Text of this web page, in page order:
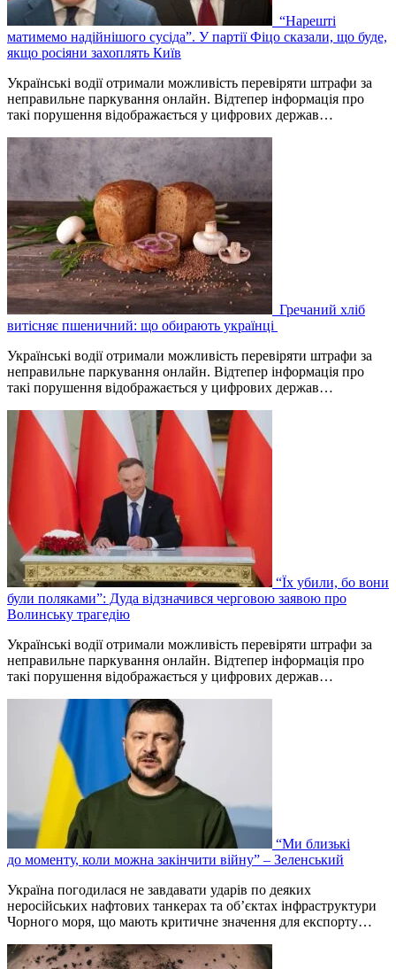
“Нарешті
матимемо надійнішого сусіда”. У партії Фіцо сказали, що буде,
якщо росіяни захоплять Київ
Українські водії отримали можливість перевіряти штрафи за
неправильне паркування онлайн. Відтепер інформація про
такі порушення відображається у цифрових держав…
Гречаний хліб
витісняє пшеничний: що обирають українці
Українські водії отримали можливість перевіряти штрафи за
неправильне паркування онлайн. Відтепер інформація про
такі порушення відображається у цифрових держав…
“Їх убили, бо вони
були поляками”: Дуда відзначився черговою заявою про
Волинську трагедію
Українські водії отримали можливість перевіряти штрафи за
неправильне паркування онлайн. Відтепер інформація про
такі порушення відображається у цифрових держав…
“Ми близькі
до моменту, коли можна закінчити війну” – Зеленський
Україна погодилася не завдавати ударів по деяких
неросійських нафтових танкерах та об’єктах інфраструктури
Чорного моря, що мають критичне значення для експорту…